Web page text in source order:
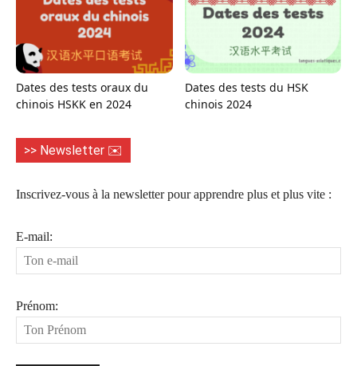
Dates des tests oraux du
chinois HSKK en 2024
Dates des tests du HSK
chinois 2024
>> Newsletter ✉️
Inscrivez-vous à la newsletter pour apprendre plus et plus vite :
E-mail:
Prénom: